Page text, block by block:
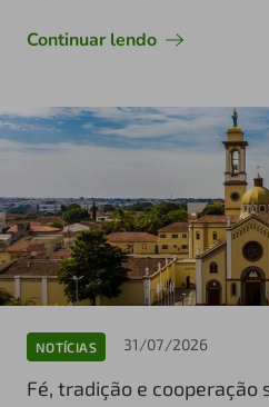
Continuar lendo
NOTÍCIAS 31/07/2026
Fé, tradição e cooperação